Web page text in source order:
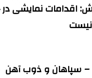
اقدامات نمایشی در
– سپاهان و ذوب آهن